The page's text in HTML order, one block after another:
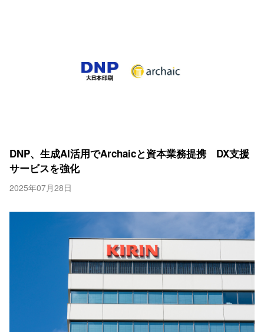
DNP、生成AI活用でArchaicと資本業務提携 DX支援
サービスを強化
2025年07月28日